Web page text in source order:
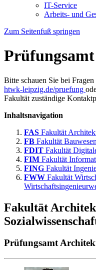
IT-Service
Arbeits- und
Zum Seitenfuß springen
Prüfungsamt
Bitte schauen Sie bei Fragen
htwk-leipzig.de/pruefung
Fakultät zuständige
Inhaltsnavigation
FAS Fakultät
FB Fakultät Bauwesen
FDIT Fakultät
FIM Fakultät
FING Fakultät
FWW Fakultät
Fakultät
Prüfungsamt